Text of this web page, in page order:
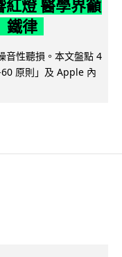
燈 醫學界籲
鐵律
音性聽損。本文盤點 4
原則」及 Apple 內